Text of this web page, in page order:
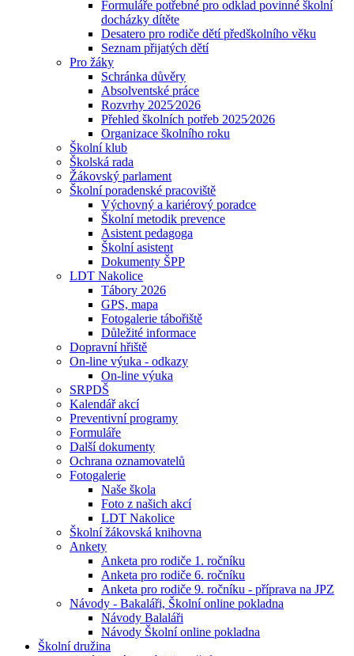
Formuláře potřebné pro odklad povinné školní
docházky dítěte
Desatero pro rodiče dětí předškolního věku
Seznam přijatých dětí
Pro žáky
Schránka důvěry
Absolventské práce
Rozvrhy 2025⁄2026
Přehled školních potřeb 2025⁄2026
Organizace školního roku
Školní klub
Školská rada
Žákovský parlament
Školní poradenské pracoviště
Výchovný a kariérový poradce
Školní metodik prevence
Asistent pedagoga
Školní asistent
Dokumenty ŠPP
LDT Nakolice
Tábory 2026
GPS, mapa
Fotogalerie tábořiště
Důležité informace
Dopravní hřiště
On-line výuka - odkazy
On-line výuka
SRPDŠ
Kalendář akcí
Preventivní programy
Formuláře
Další dokumenty
Ochrana oznamovatelů
Fotogalerie
Naše škola
Foto z našich akcí
LDT Nakolice
Školní žákovská knihovna
Ankety
Anketa pro rodiče 1. ročníku
Anketa pro rodiče 6. ročníku
Anketa pro rodiče 9. ročníku - příprava na JPZ
Návody - Bakaláři, Školní online pokladna
Návody Balaláři
Návody Školní online pokladna
Školní družina